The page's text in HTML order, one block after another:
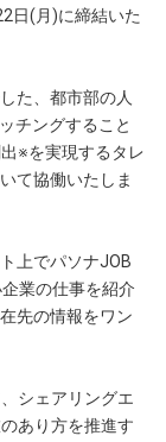
日(月)に締結いた
た、都市部の人
チングすること
※を実現するタレ
て協働いたしま
上でパソナJOB
企業の仕事を紹介
先の情報をワン
シェアリングエ
あり方を推進す